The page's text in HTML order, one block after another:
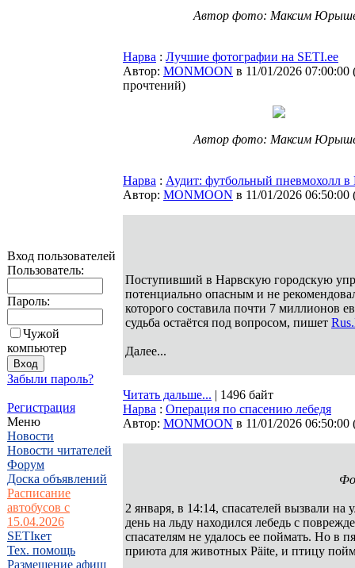
Вход пользователей
Пользователь:
Пароль:
Чужой
компьютер
Забыли пароль?
Регистрация
Меню
Новости
Новости читателей
Форум
Доска объявлений
Расписание
автобусов с
15.04.2026
SETIкет
Тех. помощь
Размещение афиш
Автор фото: Максим
Нарва : Лучшие фотографии на SETI.ee
Автор: MONMOON в 11/01/2026 07:00:00
прочтений)
Автор фото: Максим
Нарва : Аудит: футбольный пневмохолл
Автор: MONMOON в 11/01/2026 06:50:00
Поступивший в Нарвскую городскую
потенциально опасным и не
которого составила почти 7 миллионов
судьба остаётся под вопросом, пишет
Далее...
Читать дальше... | 1496 байт
Нарва : Операция по спасению лебедя
Автор: MONMOON в 11/01/2026 06:50:00
2 января, в 14:14, спасателей вызвали
день на льду находился лебедь с
спасателям не удалось ее поймать. Но в
приюта для животных Päite, и птицу